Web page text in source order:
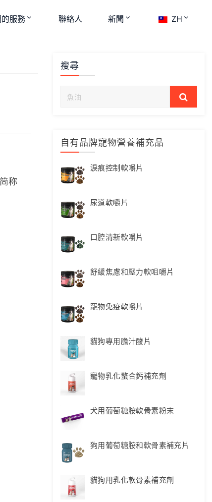
服務 聯絡人 新聞 ZH
称
搜尋
自有品牌寵物營養補充品
淚痕控制軟嚼片
尿道軟嚼片
口腔清新軟嚼片
舒緩焦慮和壓力軟咀嚼片
寵物免疫軟嚼片
貓狗專用膽汁酸片
寵物乳化螯合鈣補充劑
犬用葡萄糖胺軟骨素粉末
狗用葡萄糖胺和軟骨素補充片
貓狗用乳化軟骨素補充劑